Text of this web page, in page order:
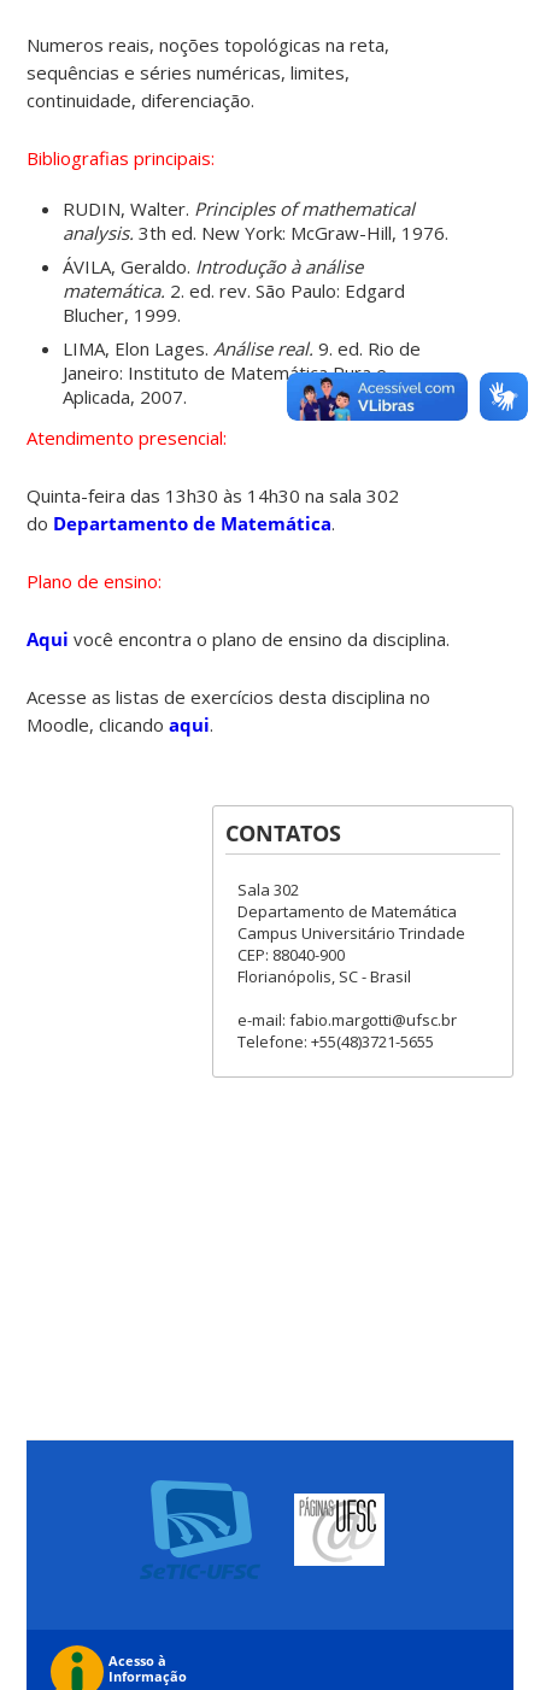
Numeros reais, noções topológicas na reta,
sequências e séries numéricas, limites,
continuidade, diferenciação.
Bibliografias principais:
RUDIN, Walter. Principles of mathematical
analysis. 3th ed. New York: McGraw-Hill, 1976.
ÁVILA, Geraldo. Introdução à análise
matemática. 2. ed. rev. São Paulo: Edgard
Blucher, 1999.
LIMA, Elon Lages. Análise real. 9. ed. Rio de
Janeiro: Instituto de Matemática Pura e
Aplicada, 2007.
Atendimento presencial:
Quinta-feira das 13h30 às 14h30 na sala 302
do Departamento de Matemática.
Plano de ensino:
Aqui você encontra o plano de ensino da disciplina.
Acesse as listas de exercícios desta disciplina no
Moodle, clicandoaqui.
CONTATOS
Sala 302
Departamento de Matemática
Campus Universitário Trindade
CEP: 88040-900
Florianópolis, SC - Brasil
e-mail: fabio.margotti@ufsc.br
Telefone: +55(48)3721-5655